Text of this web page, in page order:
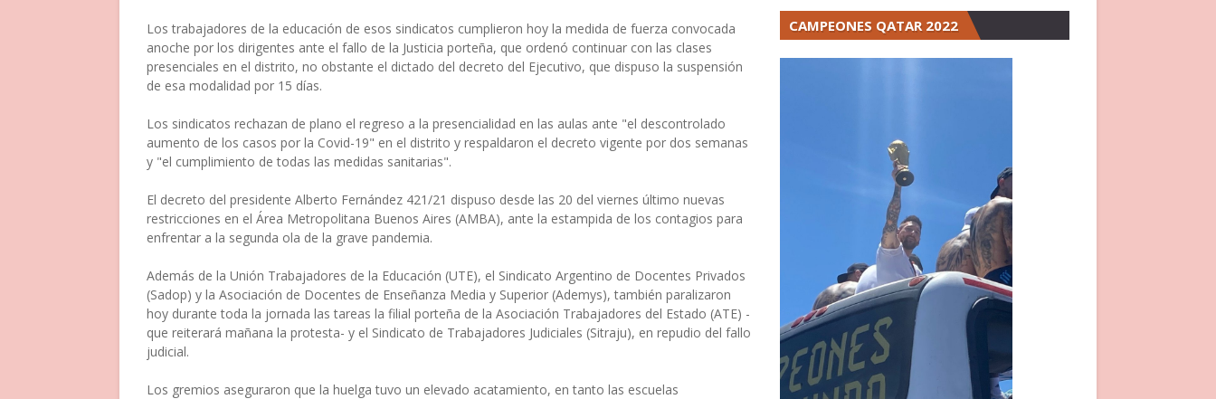
Los trabajadores de la educación de esos sindicatos cumplieron hoy la medida de fuerza convocada
anoche por los dirigentes ante el fallo de la Justicia porteña, que ordenó continuar con las clases
presenciales en el distrito, no obstante el dictado del decreto del Ejecutivo, que dispuso la suspensión
de esa modalidad por 15 días.
Los sindicatos rechazan de plano el regreso a la presencialidad en las aulas ante "el descontrolado
aumento de los casos por la Covid-19" en el distrito y respaldaron el decreto vigente por dos semanas
y "el cumplimiento de todas las medidas sanitarias".
El decreto del presidente Alberto Fernández 421/21 dispuso desde las 20 del viernes último nuevas
restricciones en el Área Metropolitana Buenos Aires (AMBA), ante la estampida de los contagios para
enfrentar a la segunda ola de la grave pandemia.
Además de la Unión Trabajadores de la Educación (UTE), el Sindicato Argentino de Docentes Privados
(Sadop) y la Asociación de Docentes de Enseñanza Media y Superior (Ademys), también paralizaron
hoy durante toda la jornada las tareas la filial porteña de la Asociación Trabajadores del Estado (ATE) -
que reiterará mañana la protesta- y el Sindicato de Trabajadores Judiciales (Sitraju), en repudio del fallo
judicial.
Los gremios aseguraron que la huelga tuvo un elevado acatamiento, en tanto las escuelas
CAMPEONES QATAR 2022